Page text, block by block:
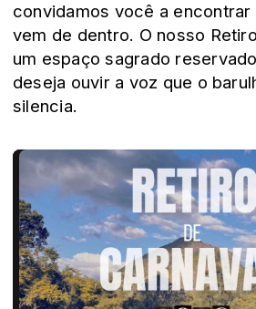
convidamos você a encontrar
vem de dentro. O nosso
um espaço sagrado
deseja ouvir a voz que o
silencia.